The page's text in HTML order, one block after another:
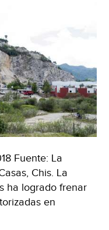
Fuente: La
Chis. La
ha logrado frenar
en